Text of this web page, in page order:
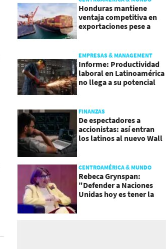
Honduras mantiene
ventaja competitiva en
exportaciones pese a
EMPRESAS & MANAGEMENT
Informe: Productividad
laboral en Latinoamérica
no llega a su potencial
FINANZAS
De espectadores a
accionistas: así entran
los latinos al nuevo Wall
CENTROAMÉRICA & MUNDO
Rebeca Grynspan:
"Defender a Naciones
Unidas hoy es tener la